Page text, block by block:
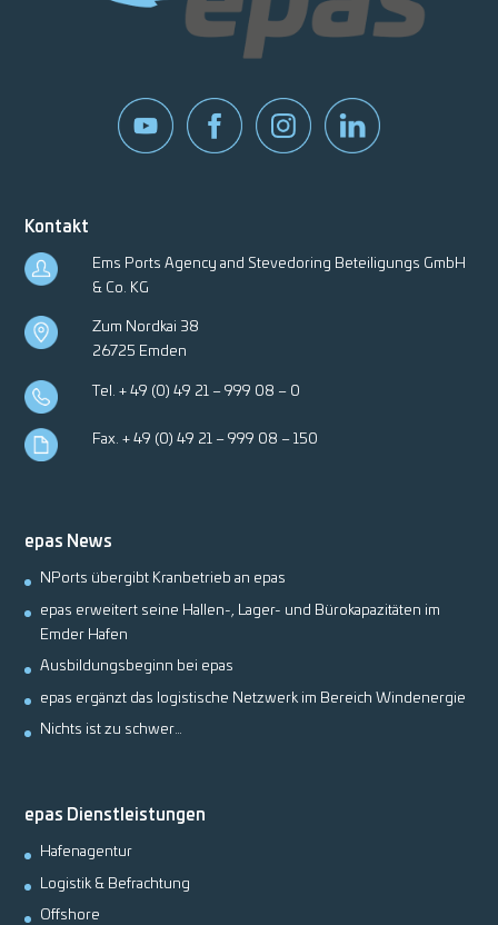
Kontakt
Ems Ports Agency and Stevedoring Beteiligungs GmbH
& Co. KG
Zum Nordkai 38
26725 Emden
Tel. + 49 (0) 49 21 – 999 08 – 0
Fax. + 49 (0) 49 21 – 999 08 – 150
epas News
NPorts übergibt Kranbetrieb an epas
epas erweitert seine Hallen-, Lager- und Bürokapazitäten im
Emder Hafen
Ausbildungsbeginn bei epas
epas ergänzt das logistische Netzwerk im Bereich Windenergie
Nichts ist zu schwer…
epas Dienstleistungen
Hafenagentur
Logistik & Befrachtung
Offshore